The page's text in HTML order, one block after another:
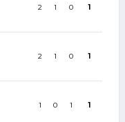
2 1 0 1
2 1 0 1
1 0 1 1